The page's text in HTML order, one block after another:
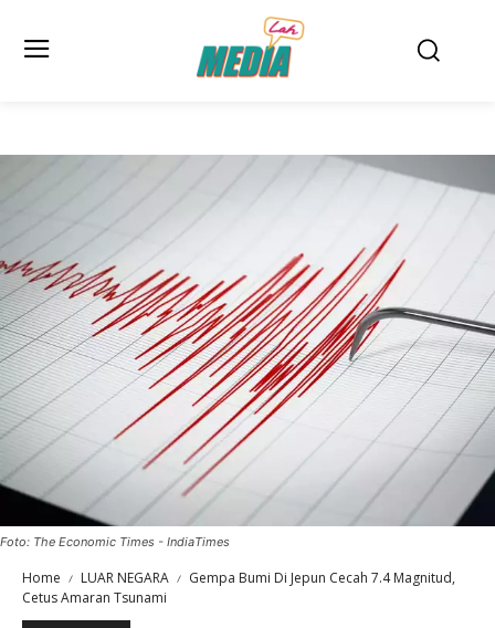
Foto: The Economic Times - IndiaTimes
Home LUAR NEGARA
Gempa Bumi Di Jepun Cecah 7.4 Magnitud,
Cetus Amaran Tsunami